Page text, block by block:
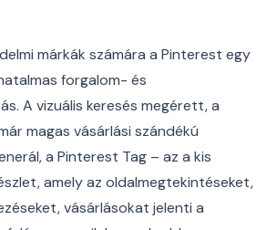
márkák számára a Pinterest egy
forgalom- és
A vizuális keresés megérett, a
magas vásárlási szándékú
a Pinterest Tag – az a kis
amely az oldalmegtekintéseket,
vásárlásokat jelenti a